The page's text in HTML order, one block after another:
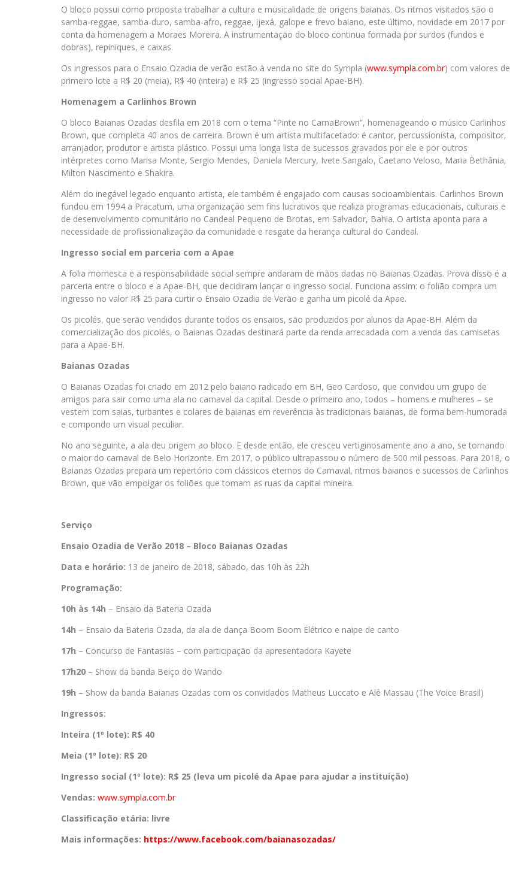
O bloco possui como proposta trabalhar a cultura e musicalidade de origens baianas. Os ritmos visitados são o
samba-reggae, samba-duro, samba-afro, reggae, ijexá, galope e frevo baiano, este último, novidade em 2017 por
conta da homenagem a Moraes Moreira. A instrumentação do bloco continua formada por surdos (fundos e
dobras), repiniques, e caixas.
Os ingressos para o Ensaio Ozadia de verão estão à venda no site do Sympla (www.sympla.com.br) com valores de
primeiro lote a R$ 20 (meia), R$ 40 (inteira) e R$ 25 (ingresso social Apae-BH).
Homenagem a Carlinhos Brown
O bloco Baianas Ozadas desfila em 2018 com o tema “Pinte no CarnaBrown”, homenageando o músico Carlinhos
Brown, que completa 40 anos de carreira. Brown é um artista multifacetado: é cantor, percussionista, compositor,
arranjador, produtor e artista plástico. Possui uma longa lista de sucessos gravados por ele e por outros
intérpretes como Marisa Monte, Sergio Mendes, Daniela Mercury, Ivete Sangalo, Caetano Veloso, Maria Bethânia,
Milton Nascimento e Shakira.
Além do inegável legado enquanto artista, ele também é engajado com causas socioambientais. Carlinhos Brown
fundou em 1994 a Pracatum, uma organização sem fins lucrativos que realiza programas educacionais, culturais e
de desenvolvimento comunitário no Candeal Pequeno de Brotas, em Salvador, Bahia. O artista aponta para a
necessidade de profissionalização da comunidade e resgate da herança cultural do Candeal.
Ingresso social em parceria com a Apae
A folia momesca e a responsabilidade social sempre andaram de mãos dadas no Baianas Ozadas. Prova disso é a
parceria entre o bloco e a Apae-BH, que decidiram lançar o ingresso social. Funciona assim: o folião compra um
ingresso no valor R$ 25 para curtir o Ensaio Ozadia de Verão e ganha um picolé da Apae.
Os picolés, que serão vendidos durante todos os ensaios, são produzidos por alunos da Apae-BH. Além da
comercialização dos picolés, o Baianas Ozadas destinará parte da renda arrecadada com a venda das camisetas
para a Apae-BH.
Baianas Ozadas
O Baianas Ozadas foi criado em 2012 pelo baiano radicado em BH, Geo Cardoso, que convidou um grupo de
amigos para sair como uma ala no carnaval da capital. Desde o primeiro ano, todos – homens e mulheres – se
vestem com saias, turbantes e colares de baianas em reverência às tradicionais baianas, de forma bem-humorada
e compondo um visual peculiar.
No ano seguinte, a ala deu origem ao bloco. E desde então, ele cresceu vertiginosamente ano a ano, se tornando
o maior do carnaval de Belo Horizonte. Em 2017, o público ultrapassou o número de 500 mil pessoas. Para 2018, o
Baianas Ozadas prepara um repertório com clássicos eternos do Carnaval, ritmos baianos e sucessos de Carlinhos
Brown, que vão empolgar os foliões que tomam as ruas da capital mineira.
Serviço
Ensaio Ozadia de Verão 2018 – Bloco Baianas Ozadas
Data e horário: 13 de janeiro de 2018, sábado, das 10h às 22h
Programação:
10h às 14h – Ensaio da Bateria Ozada
14h – Ensaio da Bateria Ozada, da ala de dança Boom Boom Elétrico e naipe de canto
17h – Concurso de Fantasias – com participação da apresentadora Kayete
17h20 – Show da banda Beiço do Wando
19h – Show da banda Baianas Ozadas com os convidados Matheus Luccato e Alê Massau (The Voice Brasil)
Ingressos:
Inteira (1º lote): R$ 40
Meia (1º lote): R$ 20
Ingresso social (1º lote): R$ 25 (leva um picolé da Apae para ajudar a instituição)
Vendas: www.sympla.com.br
Classificação etária: livre
Mais informações: https://www.facebook.com/baianasozadas/